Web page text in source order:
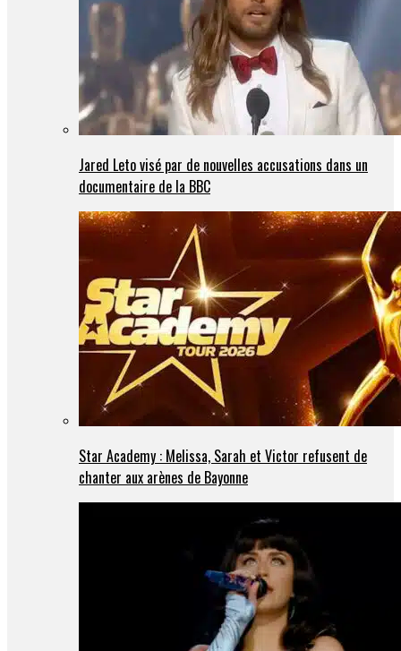
Jared Leto visé par de nouvelles accusations dans un
documentaire de la BBC
Star Academy : Melissa, Sarah et Victor refusent de
chanter aux arènes de Bayonne